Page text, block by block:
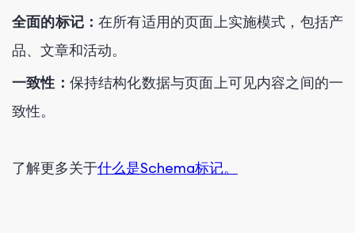
全面的标记：在所有适用的页面上实施模式，包括产
品、文章和活动。
一致性： 保持结构化数据与页面上可见内容之间的一
致性。
了解更多关于什么是Schema标记。